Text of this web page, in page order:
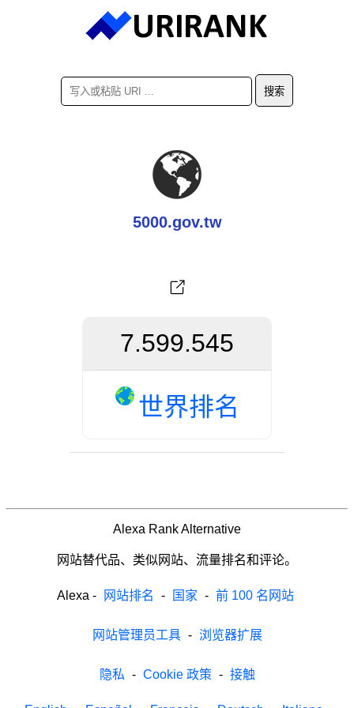
5000.gov.tw
7.599.545
世界排名
Alexa Rank Alternative
网站替代品、类似网站、流量排名和评论。
Alexa - 网站排名 - 国家 - 前 100 名网站
网站管理员工具 - 浏览器扩展
隐私 - Cookie 政策 - 接触